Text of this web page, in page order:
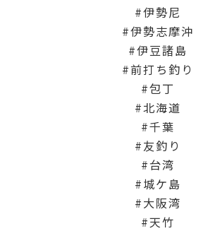
伊勢尼
伊勢志摩沖
伊豆諸島
前打ち釣り
包丁
北海道
千葉
友釣り
台湾
城ケ島
大阪湾
天竹